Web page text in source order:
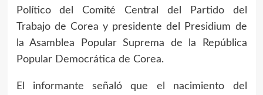
Político del Comité Central del Partido del
Trabajo de Corea y presidente del Presidium de
la Asamblea Popular Suprema de la República
Popular Democrática de Corea.
El informante señaló que el nacimiento del